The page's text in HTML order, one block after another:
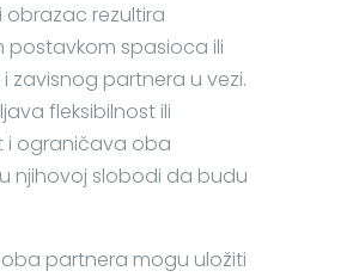
obrazac rezultira
postavkom spasioca ili
zavisnog partnera u vezi.
fleksibilnost ili
i ograničava oba
njihovoj slobodi da budu
partnera mogu uložiti